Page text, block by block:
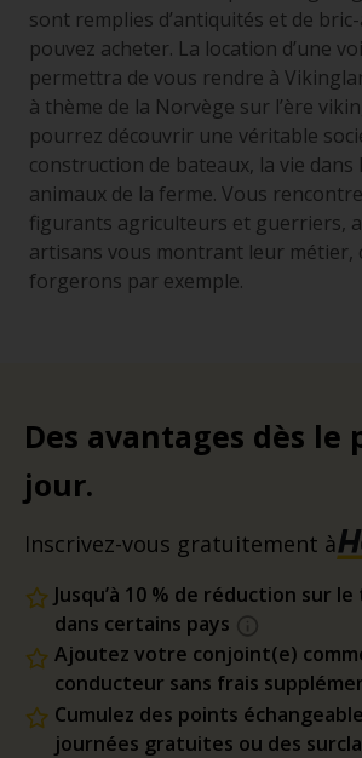
sont remplies d’antiquités et de
pouvez acheter. La location d’une
permettra de vous rendre à
à thème de la Norvège sur l’ère
pourrez découvrir une véritable
construction de bateaux, la vie dans
animaux de la ferme. Vous
figurants agriculteurs et guerriers,
artisans vous montrant leur métier,
forgerons par exemple.
Des avantages dès le
jour.
Inscrivez-vous gratuitement à
Jusqu’à 10 % de réduction sur
dans certains pays
Ajoutez votre conjoint(e)
conducteur sans frais
Cumulez des points
journées gratuites ou des